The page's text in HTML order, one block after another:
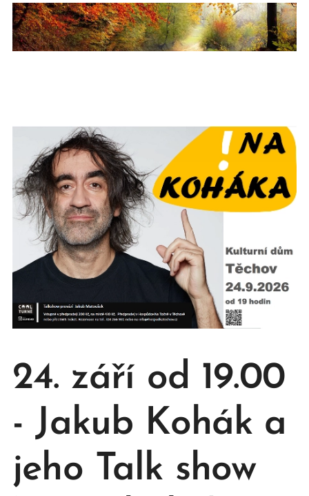
24. září od 19.00
- Jakub Kohák a
jeho Talk show